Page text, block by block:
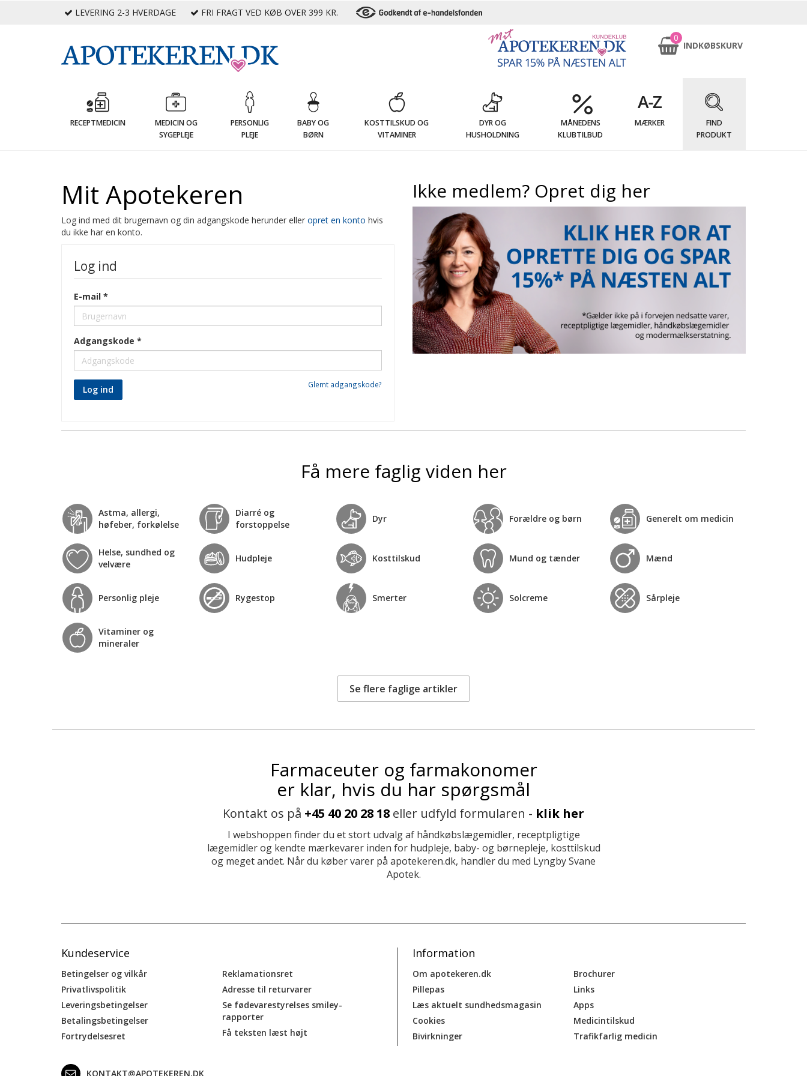
LEVERING 2-3 HVERDAGE FRI FRAGT VED KØB OVER 399 KR.
0
INDKØBSKURV
RECEPTMEDICIN
MEDICIN OG
SYGEPLEJE
PERSONLIG
PLEJE
BABY OG
BØRN
KOSTTILSKUD OG
VITAMINER
DYR OG
HUSHOLDNING
MÅNEDENS
KLUBTILBUD
MÆRKER
FIND
PRODUKT
Mit Apotekeren
Log ind med dit brugernavn og din adgangskode herunder eller opret en konto hvis
du ikke har en konto.
Log ind
E-mail
Adgangskode
Log ind Glemt adgangskode?
Ikke medlem? Opret dig her
Få mere faglig viden her
Astma, allergi,
høfeber, forkølelse
Diarré og
forstoppelse
Dyr Forældre og børn Generelt om medicin
Helse, sundhed og
velvære
Hudpleje Kosttilskud Mund og tænder Mænd
Personlig pleje Rygestop Smerter Solcreme Sårpleje
Vitaminer og
mineraler
Se flere faglige artikler
Farmaceuter og farmakonomer
er klar, hvis du har spørgsmål
Kontakt os på +45 40 20 28 18 eller udfyld formularen - klik her
I webshoppen finder du et stort udvalg af håndkøbslægemidler, receptpligtige
lægemidler og kendte mærkevarer inden for hudpleje, baby- og børnepleje, kosttilskud
og meget andet. Når du køber varer på apotekeren.dk, handler du med Lyngby Svane
Apotek.
Kundeservice
Betingelser og vilkår
Privatlivspolitik
Leveringsbetingelser
Betalingsbetingelser
Fortrydelsesret
Reklamationsret
Adresse til returvarer
Se fødevarestyrelses smiley-
rapporter
Få teksten læst højt
Information
Om apotekeren.dk
Pillepas
Læs aktuelt sundhedsmagasin
Cookies
Bivirkninger
Brochurer
Links
Apps
Medicintilskud
Trafikfarlig medicin
KONTAKT@APOTEKEREN.DK